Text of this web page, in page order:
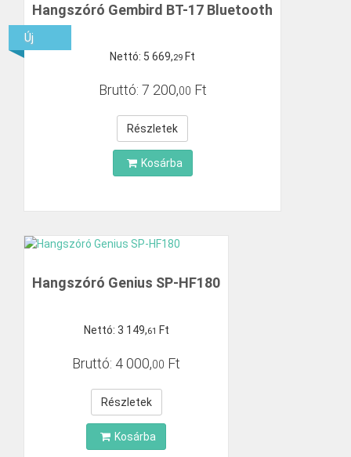
Hangszóró Gembird BT-17 Bluetooth
Nettó: 5 669,29 Ft
Bruttó: 7 200,00 Ft
Részletek
Kosárba
Új
Hangszóró Genius SP-HF180
Nettó: 3 149,61 Ft
Bruttó: 4 000,00 Ft
Részletek
Kosárba